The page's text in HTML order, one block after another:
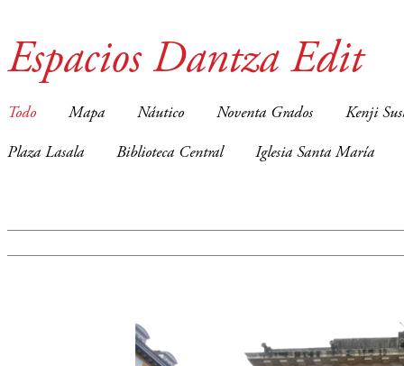
Espacios Dantza Edit
Todo Mapa Náutico Noventa Grados Kenji
Plaza Lasala Biblioteca Central Iglesia Santa María